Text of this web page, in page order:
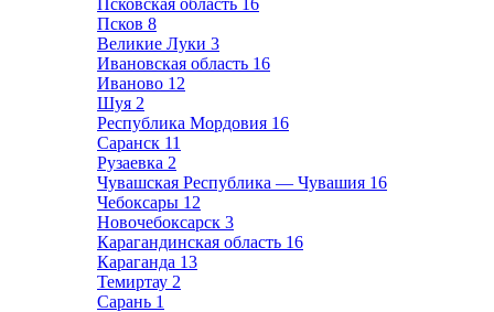
Псковская область 16
Псков 8
Великие Луки 3
Ивановская область 16
Иваново 12
Шуя 2
Республика Мордовия 16
Саранск 11
Рузаевка 2
Чувашская Республика — Чувашия 16
Чебоксары 12
Новочебоксарск 3
Карагандинская область 16
Караганда 13
Темиртау 2
Сарань 1